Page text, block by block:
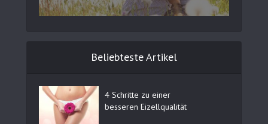
Beliebteste Artikel
4 Schritte zu einer
besseren Eizellqualität